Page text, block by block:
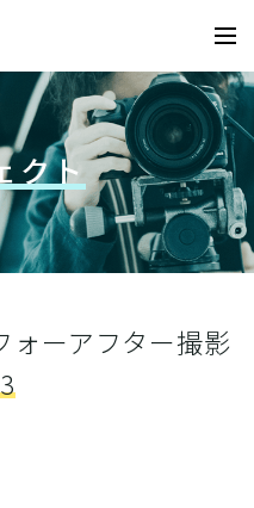
クト
ォーアフター撮影